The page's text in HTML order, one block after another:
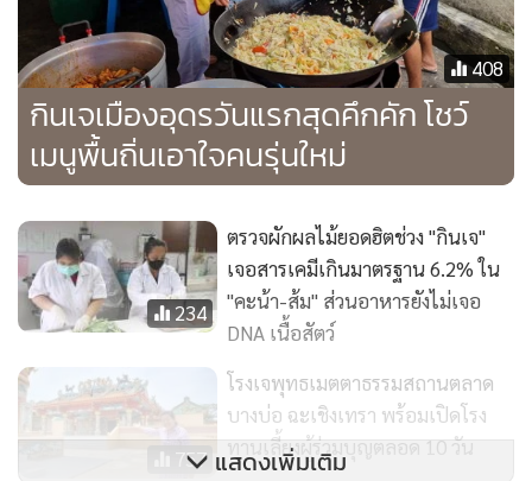
408
กินเจเมืองอุดรวันแรกสุดคึกคัก โชว์
เมนูพื้นถิ่นเอาใจคนรุ่นใหม่
234
ตรวจผักผลไม้ยอดฮิตช่วง "กินเจ"
เจอสารเคมีเกินมาตรฐาน 6.2% ใน
"คะน้า-ส้ม" ส่วนอาหารยังไม่เจอ
DNA เนื้อสัตว์
757
โรงเจพุทธเมตตาธรรมสถานตลาด
บางบ่อ ฉะเชิงเทรา พร้อมเปิดโรง
ทานเลี้ยงผู้ร่วมบุญตลอด 10 วัน
แสดงเพิ่มเติม